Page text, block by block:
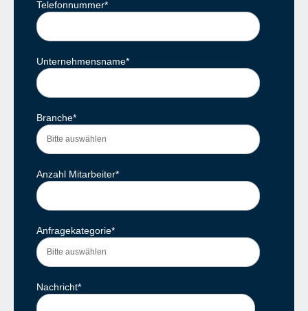
Telefonnummer*
Unternehmensname*
Branche*
Anzahl Mitarbeiter*
Anfragekategorie*
Nachricht*